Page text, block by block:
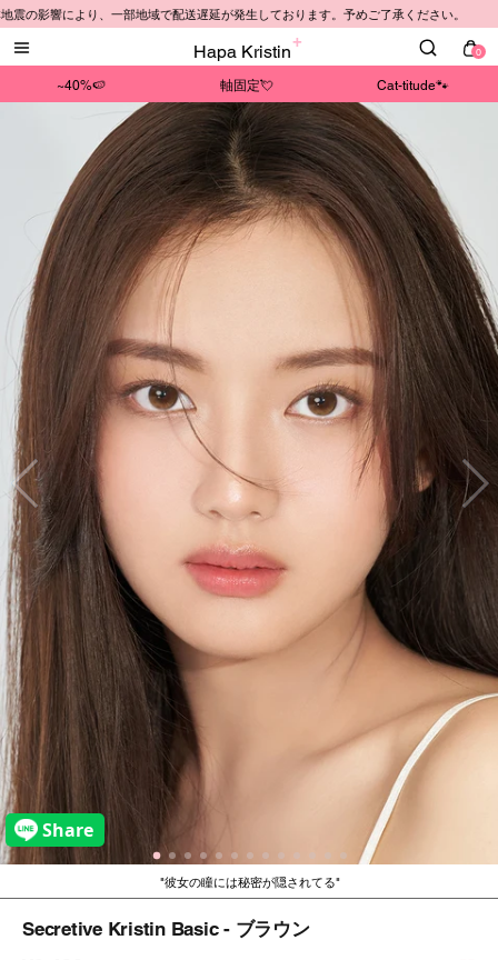
Hapa Kristin 0
~40%🍉 軸固定💘 Cat-titude🐾
より、一部地域で配送遅延が発生しております。予めご了承ください。
彼女の瞳には秘密が隠されてる
Secretive Kristin Basic - ブラウン